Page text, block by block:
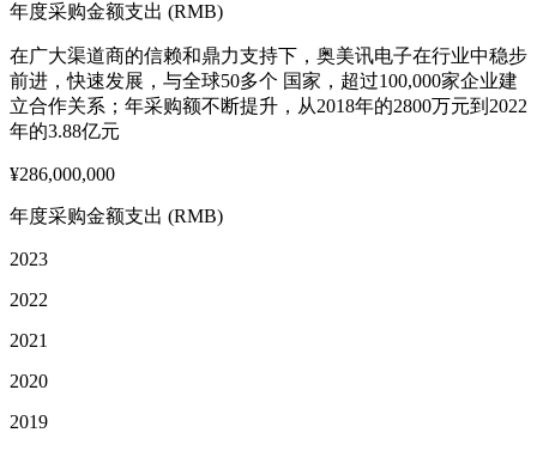
年度采购金额支出 (RMB)
在广大渠道商的信赖和鼎力支持下，奥美讯电子在行业中稳步
前进，快速发展，与全球50多个 国家，超过100,000家企业建
立合作关系；年采购额不断提升，从2018年的2800万元到2022
年的3.88亿元
¥286,000,000
年度采购金额支出 (RMB)
2023
2022
2021
2020
2019